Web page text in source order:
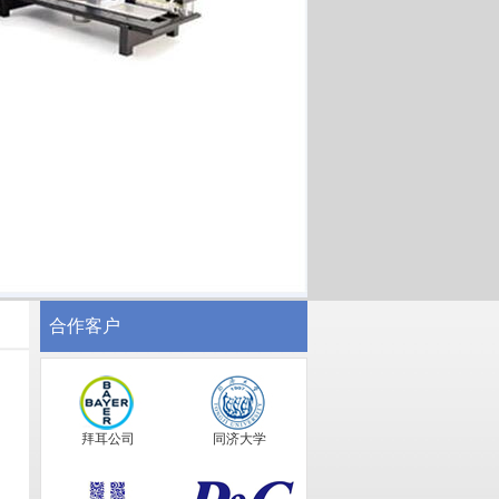
合作客户
拜耳公司 同济大学